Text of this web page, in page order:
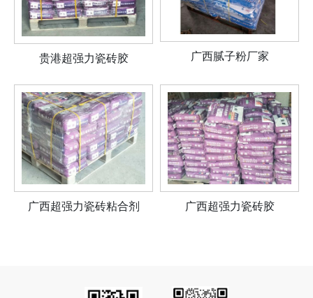
贵港超强力瓷砖胶 广西腻子粉厂家
广西超强力瓷砖粘合剂 广西超强力瓷砖胶